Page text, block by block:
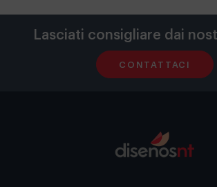
Lasciati consigliare dai
CONTATTACI